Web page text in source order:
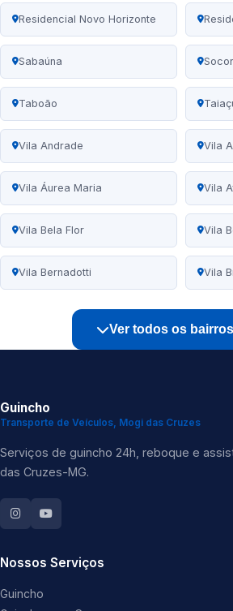
Residencial Novo Horizonte
Sabaúna
Taboão
Vila Andrade Vila
Vila Áurea Maria Vila
Vila Bela Flor Vila
Vila Bernadotti Vila
Ver todos os
Guincho
Transporte de Veículos, Mogi das Cruzes
Serviços de guincho 24h, reboque e
das Cruzes-MG.
Nossos Serviços
Guincho